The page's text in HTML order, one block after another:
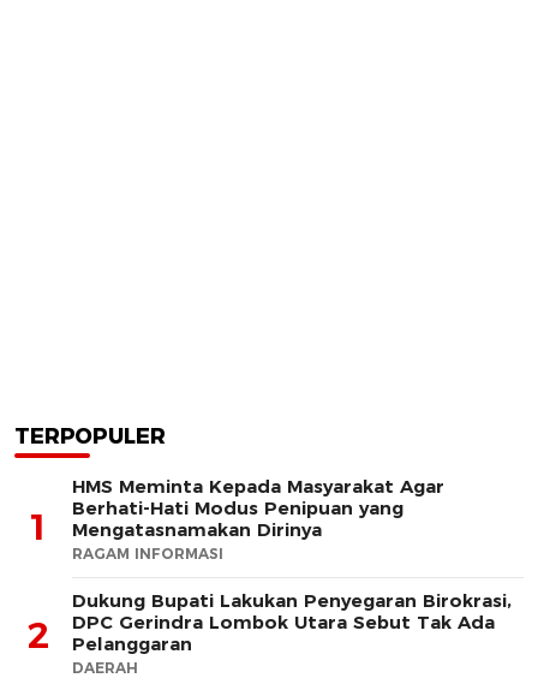
TERPOPULER
1
HMS Meminta Kepada Masyarakat Agar
Berhati-Hati Modus Penipuan yang
Mengatasnamakan Dirinya
RAGAM INFORMASI
2
Dukung Bupati Lakukan Penyegaran Birokrasi,
DPC Gerindra Lombok Utara Sebut Tak Ada
Pelanggaran
DAERAH